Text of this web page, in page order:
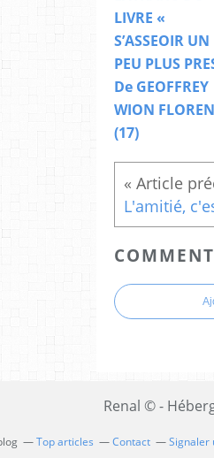
LIVRE «
S’ASSEOIR UN
PEU PLUS
De GEOFFREY
WION
(17)
Renal © -
Top articles Contact Signaler